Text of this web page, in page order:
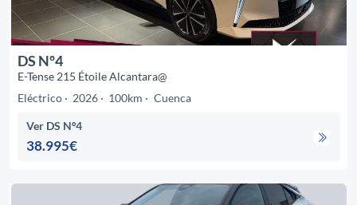
DS Nº4
E-Tense 215 Étoile Alcantara@
Eléctrico
2026 100km Cuenca
Ver DS Nº4
38.995€